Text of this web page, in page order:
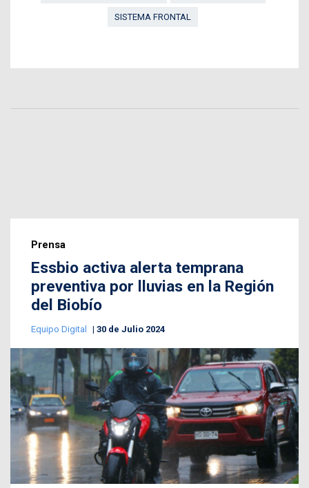
SISTEMA FRONTAL
Prensa
Essbio activa alerta temprana
preventiva por lluvias en la Región
del Biobío
Equipo Digital 30 de Julio 2024